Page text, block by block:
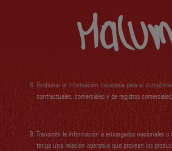
Presentar informes a entidades externas, que
exigencias legales, contractuales y de análisis
WORLD INC S.A.S.
Gestionar la información necesaria para el
contractuales, comerciales y de registros
Transmitir la información a encargados nacionales
tenga una relación operativa que provean los